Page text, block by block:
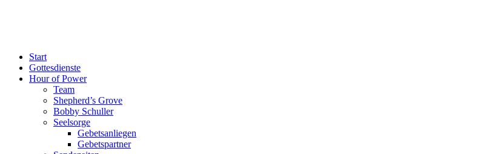
Start
Gottesdienste
Hour of Power
Team
Shepherd’s Grove
Bobby Schuller
Seelsorge
Gebetsanliegen
Gebetspartner